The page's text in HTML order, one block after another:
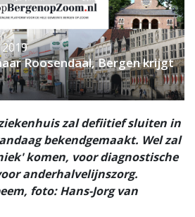
Roosendaal, Bergen krijgt
zal defiitief sluiten in
bekendgemaakt. Wel zal
komen, voor diagnostische
anderhalvelijnszorg.
foto: Hans-Jorg van